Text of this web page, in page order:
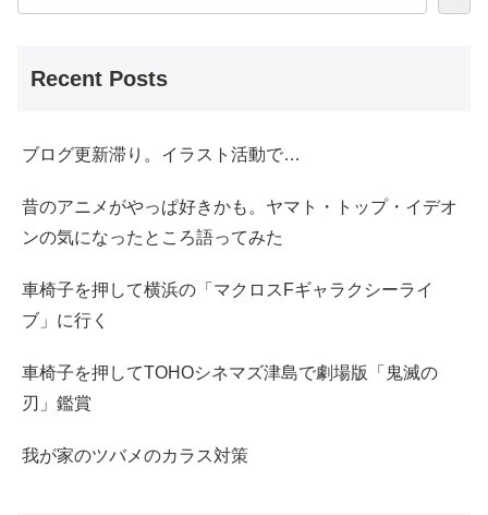
Recent Posts
ブログ更新滞り。イラスト活動で…
昔のアニメがやっぱ好きかも。ヤマト・トップ・イデオ
ンの気になったところ語ってみた
車椅子を押して横浜の「マクロスFギャラクシーライ
ブ」に行く
車椅子を押してTOHOシネマズ津島で劇場版「鬼滅の
刃」鑑賞
我が家のツバメのカラス対策